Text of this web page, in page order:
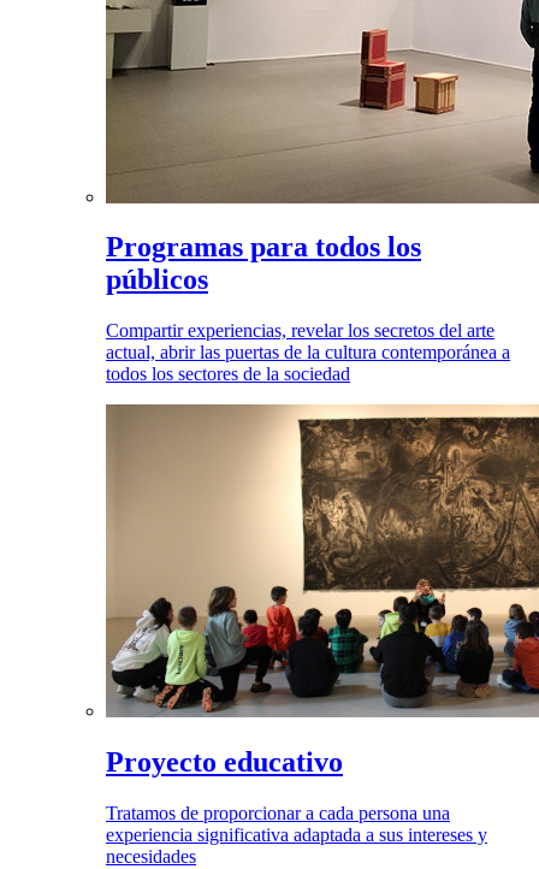
Programas para todos los
públicos
Compartir experiencias, revelar los secretos del arte
actual, abrir las puertas de la cultura contemporánea a
todos los sectores de la sociedad
Proyecto educativo
Tratamos de proporcionar a cada persona una
experiencia significativa adaptada a sus intereses y
necesidades